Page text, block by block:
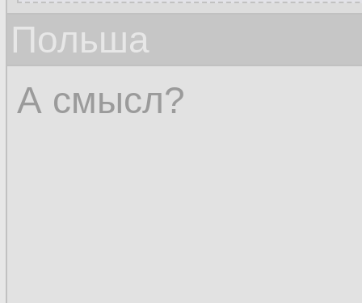
Польша
А смысл?